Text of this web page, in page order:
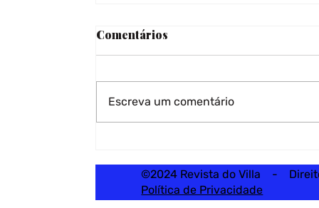
Comentários
Escreva um comentário
©2024 Revista do Villa -
Política de Privacidade